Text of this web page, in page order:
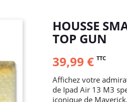
HOUSSE
TOP GUN
39,99 € TTC
Affichez votre
de Ipad Air 13 M3
iconique de